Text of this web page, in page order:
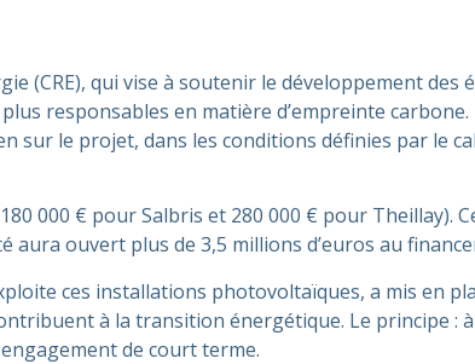
(CRE), qui vise à soutenir le développement des
responsables en matière d’empreinte carbone.
sur le projet, dans les conditions définies par le
000 € pour Salbris et 280 000 € pour Theillay).
aura ouvert plus de 3,5 millions d’euros au
ces installations photovoltaïques, a mis en
à la transition énergétique. Le principe :
de court terme.